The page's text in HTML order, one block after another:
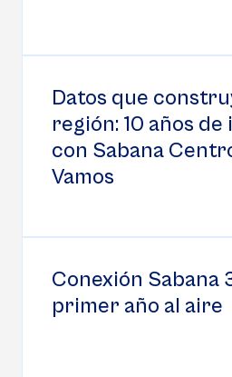
Datos que
región: 10 años
con Sabana
Vamos
Conexión Sabana
primer año al aire